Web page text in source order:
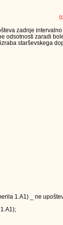
zadnje
zaradi
starševskega
1.A1) _ ne